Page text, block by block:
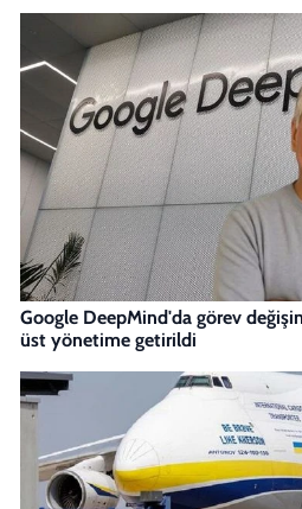
Google DeepMind'da görev
üst yönetime getirildi